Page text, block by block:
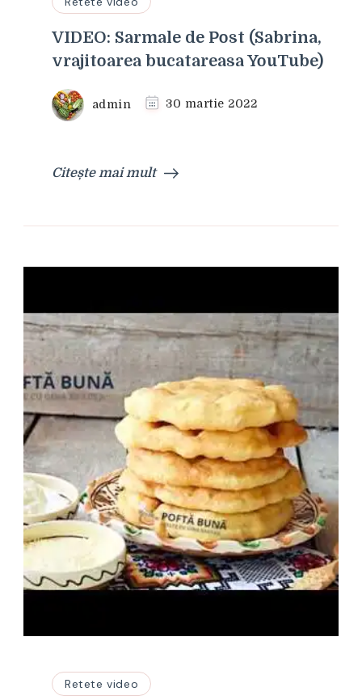
VIDEO: Sarmale de Post (Sabrina,
vrajitoarea bucatareasa YouTube)
admin 30 martie 2022
Citește mai mult
Retete video